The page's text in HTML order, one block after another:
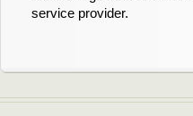
service provider.
verlängern möchten,